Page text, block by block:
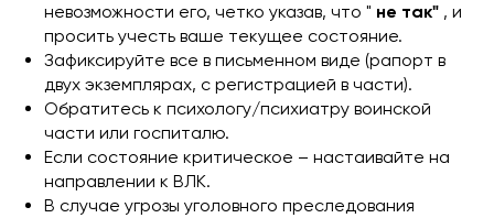
невозможности его, четко указав, что " не так" , и
просить учесть ваше текущее состояние.
Зафиксируйте все в письменном виде (рапорт в
двух экземплярах, с регистрацией в части).
Обратитесь к психологу/психиатру воинской
части или госпиталю.
Если состояние критическое – настаивайте на
направлении к ВЛК.
В случае угрозы уголовного преследования